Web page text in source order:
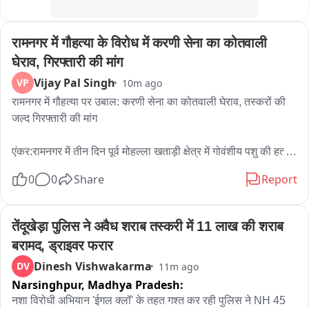
रामनगर में गौहत्या के विरोध में करणी सेना का कोतवाली
घेराव, गिरफ्तारी की मांग
VP Vijay Pal Singh 10m ago
रामनगर में गौहत्या पर उबाल: करणी सेना का कोतवाली घेराव, तस्करों की
जल्द गिरफ्तारी की मांग
एंकर:रामनगर में तीन दिन पूर्व मोहल्ला खताड़ी क्षेत्र में गोवंशीय पशु की हत्या
हिंदूवादी संगठनों के विरोध के बाद अब करणी सेना भी सड़क पर उतर आई है,
कार्यकर्ताओं ने रानीखेत रोड से कोतवाली तक जोरदार प्रदर्शन किया और
पुलिस प्रशासन से आरोपियों की शीघ्र गिरफ्तारी की मांग करते हुए
कोतवाली का घेराव किया.
प्रदर्शन के दौरान करणी सेना के कार्यकर्ताओं ने गौहत्या की घटना पर गहरा
आक्रोश जताया और दोषियों के खिलाफ कड़ी कार्रवाई की मांग
0 0 Share Report
तेंदूखेड़ा पुलिस ने अवैध शराब तस्करी में 11 लाख की शराब
बरामद, ड्राइवर फरार
DV Dinesh Vishwakarma 11m ago
Narsinghpur, Madhya Pradesh:
नशा विरोधी अभियान 'ईगल क्लॉ' के तहत गश्त कर रही पुलिस ने NH 45